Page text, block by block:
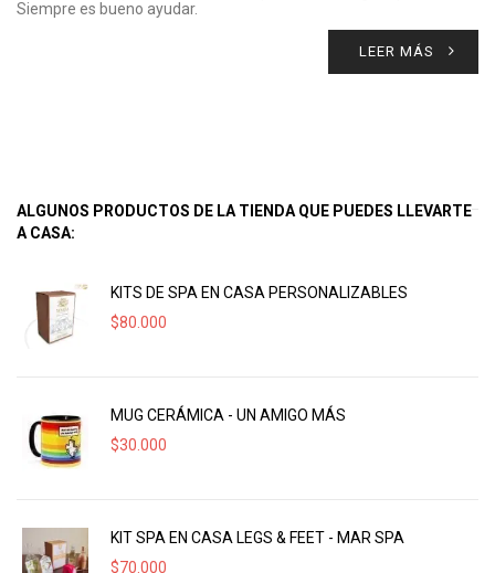
Siempre es bueno ayudar.
LEER MÁS
ALGUNOS PRODUCTOS DE LA TIENDA QUE PUEDES LLEVARTE
A CASA:
KITS DE SPA EN CASA PERSONALIZABLES
$80.000
MUG CERÁMICA - UN AMIGO MÁS
$30.000
KIT SPA EN CASA LEGS & FEET - MAR SPA
$70.000